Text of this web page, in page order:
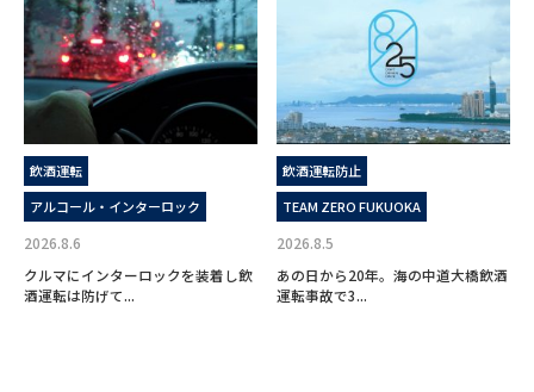
飲酒運転
アルコール・インターロック
2026.8.6
クルマにインターロックを装着し飲
酒運転は防げて...
飲酒運転防止
TEAM ZERO FUKUOKA
2026.8.5
あの日から20年。海の中道大橋飲酒
運転事故で3...